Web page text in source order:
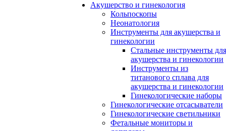
Акушерство и гинекология
Кольпоскопы
Неонатология
Инструменты для акушерства и
гинекологии
Стальные инструменты для
акушерства и гинекологии
Инструменты из
титанового сплава для
акушерства и гинекологии
Гинекологические наборы
Гинекологические отсасыватели
Гинекологические светильники
Фетальные мониторы и